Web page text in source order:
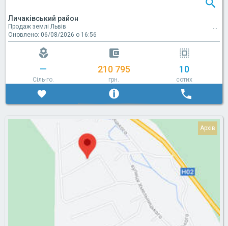
Личаківський район
Продаж землі Львів
Оновлено: 06/08/2026 о 16:56
—
Сіль-го.
210 795
грн.
10
сотих